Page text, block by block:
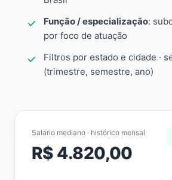
Função / especialização:
por foco de atuação
Filtros por estado e cidade ·
(trimestre, semestre, ano)
Salário mediano · histórico mensal
R$ 4.820,00